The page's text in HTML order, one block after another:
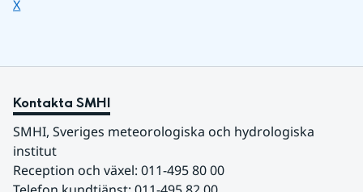
Dela sidan på
X
Kontakta SMHI
SMHI, Sveriges meteorologiska och hydrologiska
institut
Reception och växel: 011-495 80 00